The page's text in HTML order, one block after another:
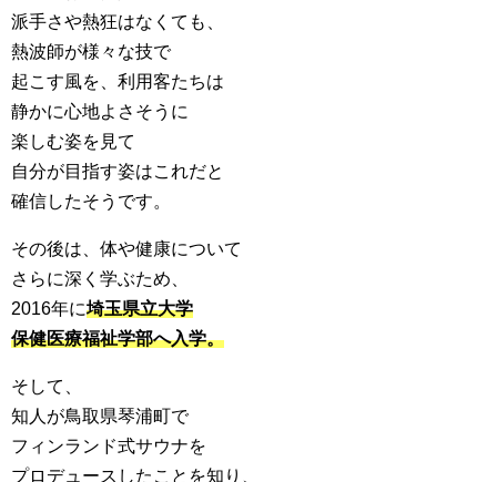
派手さや熱狂はなくても、
熱波師が様々な技で
起こす風を、利用客たちは
静かに心地よさそうに
楽しむ姿を見て
自分が目指す姿はこれだと
確信したそうです。
その後は、体や健康について
さらに深く学ぶため、
2016年に埼玉県立大学
保健医療福祉学部へ入学。
そして、
知人が鳥取県琴浦町で
フィンランド式サウナを
プロデュースしたことを知り、